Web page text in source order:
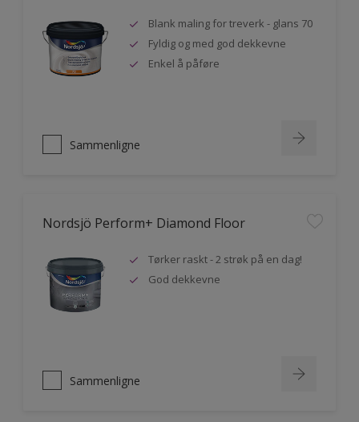
Blank maling for treverk - glans 70
Fyldig og med god dekkevne
Enkel å påføre
Sammenligne
Nordsjö Perform+ Diamond Floor
Tørker raskt - 2 strøk på en dag!
God dekkevne
Sammenligne